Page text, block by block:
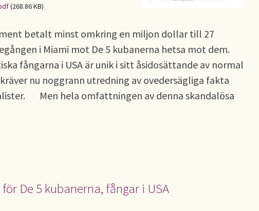
(268.86 KB)
betalt minst omkring en miljon dollar till 27
i Miami mot De 5 kubanerna hetsa mot dem.
fångarna i USA är unik i sitt åsidosättande av normal
nu noggrann utredning av ovedersägliga fakta
Men hela omfattningen av denna skandalösa
De 5 kubanerna, fångar i USA